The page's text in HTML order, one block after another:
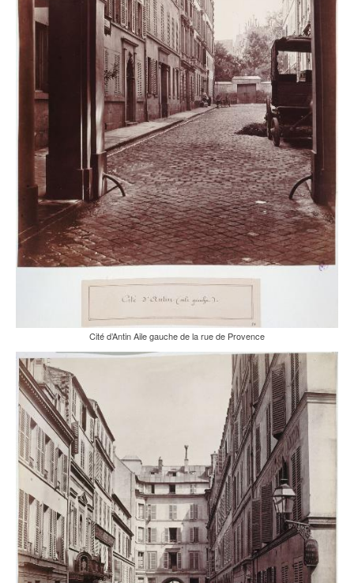
Cité d’Antin Aile gauche de la rue de Provence